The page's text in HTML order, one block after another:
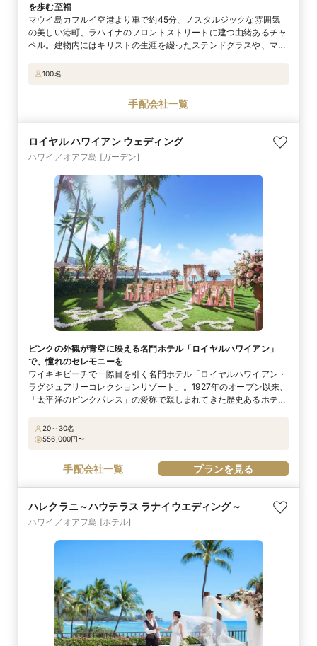
を歩む至福
マウイ島カフルイ空港より車で約45分、ノスタルジックな雰囲気
の美しい港町、ラハイナのフロントストリートに建つ由緒あるチャ
ペル。建物内にはキリストの生涯を綴ったステンドグラスや、マウ
れ続けています。チャペル裏手には美しい浜辺が広がるビーチガー
たラハイナの街で、オールドハワイを感じさせる落ち着いた佇まい
が魅力です。
100名
手配会社一覧
ロイヤル ハワイアン ウェディング​
ハワイ／オアフ島 [ガーデン]
ピンクの外観が青空に映える名門ホテル「ロイヤルハワイアン」
で、憧れのセレモニーを
ワイキキビーチで一際目を引く名門ホテル「ロイヤルハワイアン・
ラグジュアリーコレクションリゾート」。1927年のオープン以来、
「太平洋のピンクパレス」の愛称で親しまれてきた歴史あるホテル
ン」「ココナッツグローブ」から好みで選んで、あこがれのハワイ
ウェディングを。パームツリーがそよぐガーデンやビーチフロント
おしゃれなウェディングがかないます。挙式後はそのままガーデン
でパーティを。
20～30名
556,000円〜
手配会社一覧 プランを見る
ハレクラニ～ハウテラス ラナイウエディング～
ハワイ／オアフ島 [ホテル]